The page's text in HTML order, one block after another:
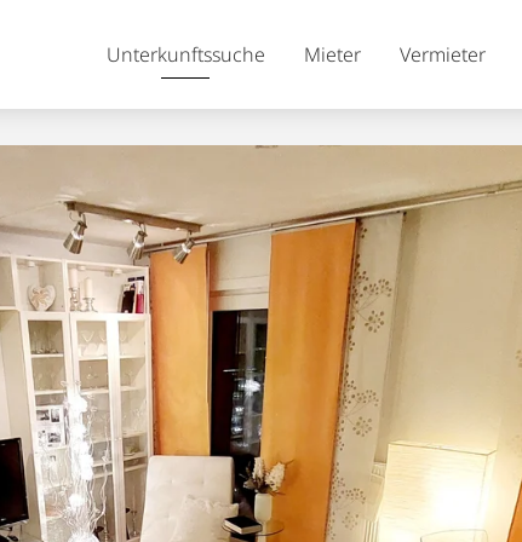
Unterkunftssuche Mieter Vermieter